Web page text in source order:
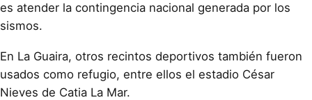
es atender la contingencia nacional generada por los
sismos.
En La Guaira, otros recintos deportivos también fueron
usados como refugio, entre ellos el estadio César
Nieves de Catia La Mar.